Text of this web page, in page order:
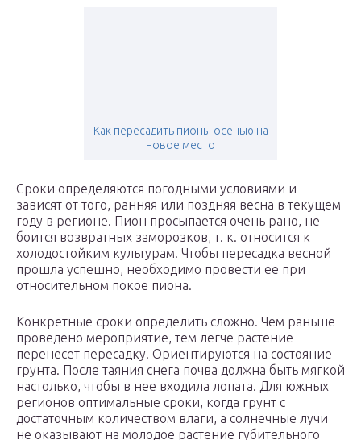
Как пересадить пионы осенью на
новое место
Сроки определяются погодными условиями и
зависят от того, ранняя или поздняя весна в текущем
году в регионе. Пион просыпается очень рано, не
боится возвратных заморозков, т. к. относится к
холодостойким культурам. Чтобы пересадка весной
прошла успешно, необходимо провести ее при
относительном покое пиона.
Конкретные сроки определить сложно. Чем раньше
проведено мероприятие, тем легче растение
перенесет пересадку. Ориентируются на состояние
грунта. После таяния снега почва должна быть мягкой
настолько, чтобы в нее входила лопата. Для южных
регионов оптимальные сроки, когда грунт с
достаточным количеством влаги, а солнечные лучи
не оказывают на молодое растение губительного